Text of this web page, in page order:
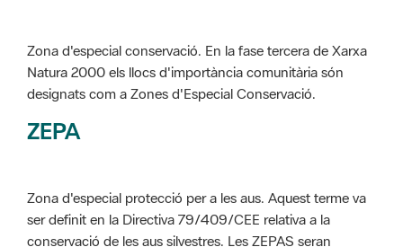
Zona d'especial conservació. En la fase tercera de Xarxa
Natura 2000 els llocs d'importància comunitària són
designats com a Zones d'Especial Conservació.
ZEPA
Zona d'especial protecció per a les aus. Aquest terme va
ser definit en la Directiva 79/409/CEE relativa a la
conservació de les aus silvestres. Les ZEPAS seran